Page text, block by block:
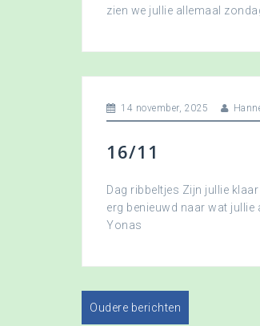
zien we jullie allemaal
14 november, 2025
16/11
Dag ribbeltjes Zijn jullie
erg benieuwd naar wat jullie
Yonas
Oudere berichten